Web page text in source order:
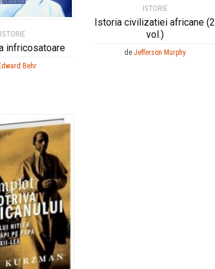
ISTORIE
infricosatoare
Behr
ISTORIE
Istoria civilizatiei africane (2
vol.)
de Jefferson Murphy